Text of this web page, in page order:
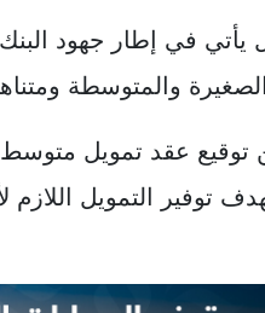
يأتي في إطار جهود البنك
والمتوسطة
توفير التمويل